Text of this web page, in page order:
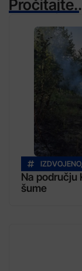
IZDVOJENO,
Na području
šume